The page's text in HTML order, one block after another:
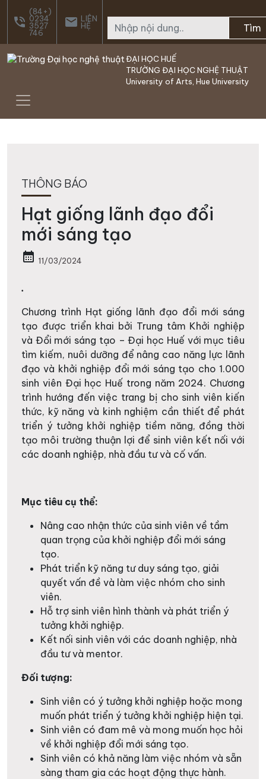
Skip to main content
phone_in_talk
(84+)
0234
3527
746
email LIÊN
HỆ Tìm
ĐẠI HỌC HUẾ
TRƯỜNG ĐẠI HỌC NGHỆ THUẬT
University of Arts, Hue University
THÔNG BÁO
Hạt giống lãnh đạo đổi
mới sáng tạo
calendar_month 11/03/2024
.
Chương trình Hạt giống lãnh đạo đổi mới sáng
tạo được triển khai bởi Trung tâm Khởi nghiệp
và Đổi mới sáng tạo – Đại học Huế với mục tiêu
tìm kiếm, nuôi dưỡng để nâng cao năng lực lãnh
đạo và khởi nghiệp đổi mới sáng tạo cho 1.000
sinh viên Đại học Huế trong năm 2024. Chương
trình hướng đến việc trang bị cho sinh viên kiến
thức, kỹ năng và kinh nghiệm cần thiết để phát
triển ý tưởng khởi nghiệp tiềm năng, đồng thời
tạo môi trường thuận lợi để sinh viên kết nối với
các doanh nghiệp, nhà đầu tư và cố vấn.
Mục tiêu cụ thể:
Nâng cao nhận thức của sinh viên về tầm
quan trọng của khởi nghiệp đổi mới sáng
tạo.
Phát triển kỹ năng tư duy sáng tạo, giải
quyết vấn đề và làm việc nhóm cho sinh
viên.
Hỗ trợ sinh viên hình thành và phát triển ý
tưởng khởi nghiệp.
Kết nối sinh viên với các doanh nghiệp, nhà
đầu tư và mentor.
Đối tượng:
Sinh viên có ý tưởng khởi nghiệp hoặc mong
muốn phát triển ý tưởng khởi nghiệp hiện tại.
Sinh viên có đam mê và mong muốn học hỏi
về khởi nghiệp đổi mới sáng tạo.
Sinh viên có khả năng làm việc nhóm và sẵn
sàng tham gia các hoạt động thực hành.